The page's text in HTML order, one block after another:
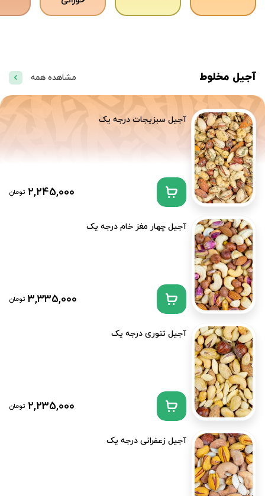
آجیل مخلوط مشاهده همه
آجیل سبزیجات درجه یک
2,245,000 تومان
آجیل چهار مغز خام درجه یک
3,335,000 تومان
آجیل تنوری درجه یک
2,235,000 تومان
آجیل زعفرانی درجه یک